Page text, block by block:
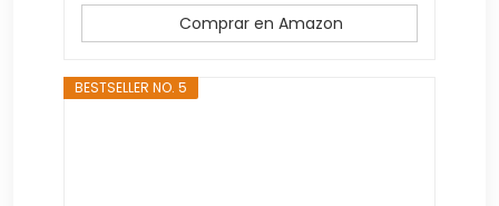
Comprar en Amazon
BESTSELLER NO. 5